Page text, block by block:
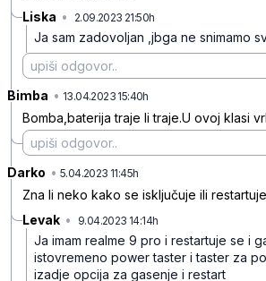
Liska • 2.09.2023 21:50h
Ja sam zadovoljan ,jbga ne snimamo
Bimba • 13.04.2023 15:40h
Bomba,baterija traje li traje.U ovoj klasi
Darko • 5.04.2023 11:45h
Zna li neko kako se isključuje ili
Levak • 9.04.2023 14:14h
Ja imam realme 9 pro i restartuje se i
istovremeno power taster i taster za
izadje opcija za gasenje i restart